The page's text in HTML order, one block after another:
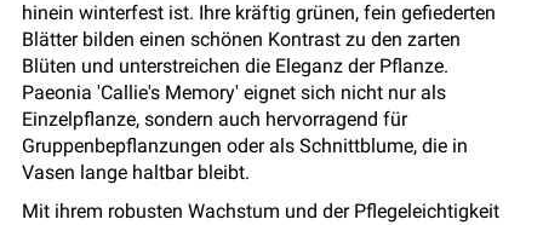
hinein winterfest ist. Ihre kräftig grünen, fein gefiederten
Blätter bilden einen schönen Kontrast zu den zarten
Blüten und unterstreichen die Eleganz der Pflanze.
Paeonia 'Callie's Memory' eignet sich nicht nur als
Einzelpflanze, sondern auch hervorragend für
Gruppenbepflanzungen oder als Schnittblume, die in
Vasen lange haltbar bleibt.
Mit ihrem robusten Wachstum und der Pflegeleichtigkeit